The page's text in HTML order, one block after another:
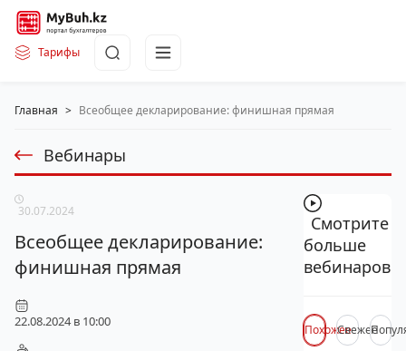
Тарифы
Главная > Всеобщее декларирование: финишная прямая
Вебинары
30.07.2024
Всеобщее декларирование:
финишная прямая
22.08.2024 в 10:00
Смотрите
больше
вебинаров
ПохожееСвежее